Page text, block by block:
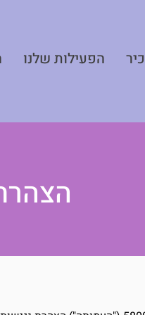
הפעילות שלנו